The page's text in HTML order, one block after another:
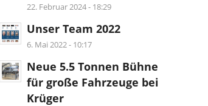
22. Februar 2024 - 18:29
Unser Team 2022
6. Mai 2022 - 10:17
Neue 5.5 Tonnen Bühne
für große Fahrzeuge bei
Krüger